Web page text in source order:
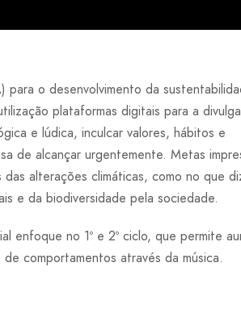
para o desenvolvimento da
plataformas digitais para a
e lúdica, inculcar valores, hábitos e
de alcançar urgentemente. Metas
alterações climáticas, como no que
e da biodiversidade pela sociedade.
enfoque no 1º e 2º ciclo, que permite
comportamentos através da música.